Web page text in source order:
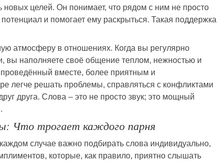
новых целей. Он понимает, что рядом с ним не просто
и помогает ему раскрыться. Такая поддержка
атмосферу в отношениях. Когда вы регулярно
вы наполняете своё общение теплом, нежностью и
вместе, более приятным и
легче решать проблемы, справляться с конфликтами
друга. Слова – это не просто звук; это мощный
Что трогает каждого парня
случае важно подбирать слова индивидуально,
которые, как правило, приятно слышать